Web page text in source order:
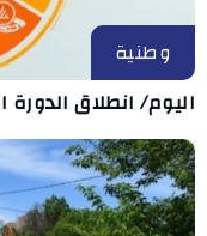
وطنية
اليوم/ انطلاق الدورة